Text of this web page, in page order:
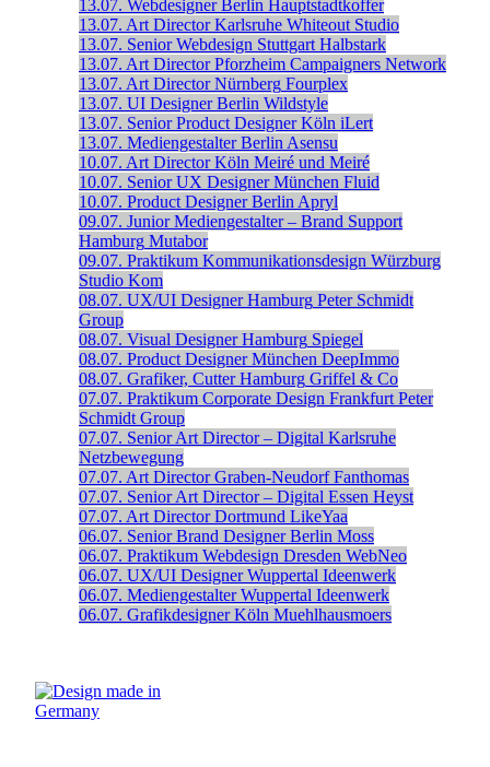
13.07. Webdesigner Berlin Hauptstadtkoffer
13.07. Art Director Karlsruhe Whiteout Studio
13.07. Senior Webdesign Stuttgart Halbstark
13.07. Art Director Pforzheim Campaigners Network
13.07. Art Director Nürnberg Fourplex
13.07. UI Designer Berlin Wildstyle
13.07. Senior Product Designer Köln iLert
13.07. Mediengestalter Berlin Asensu
10.07. Art Director Köln Meiré und Meiré
10.07. Senior UX Designer München Fluid
10.07. Product Designer Berlin Apryl
09.07. Junior Mediengestalter – Brand Support
Hamburg Mutabor
09.07. Praktikum Kommunikationsdesign Würzburg
Studio Kom
08.07. UX/UI Designer Hamburg Peter Schmidt
Group
08.07. Visual Designer Hamburg Spiegel
08.07. Product Designer München DeepImmo
08.07. Grafiker, Cutter Hamburg Griffel & Co
07.07. Praktikum Corporate Design Frankfurt Peter
Schmidt Group
07.07. Senior Art Director – Digital Karlsruhe
Netzbewegung
07.07. Art Director Graben-Neudorf Fanthomas
07.07. Senior Art Director – Digital Essen Heyst
07.07. Art Director Dortmund LikeYaa
06.07. Senior Brand Designer Berlin Moss
06.07. Praktikum Webdesign Dresden WebNeo
06.07. UX/UI Designer Wuppertal Ideenwerk
06.07. Mediengestalter Wuppertal Ideenwerk
06.07. Grafikdesigner Köln Muehlhausmoers